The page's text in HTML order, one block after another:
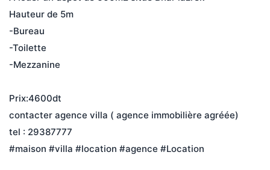
Hauteur de 5m
-Bureau
-Toilette
-Mezzanine
Prix:4600dt
contacter agence villa ( agence immobilière agréée)
tel : 29387777
#maison #villa #location #agence #Location